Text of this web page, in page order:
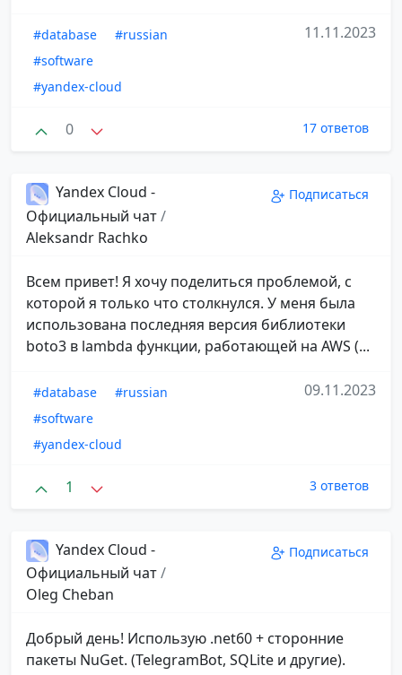
#database
#russian
#software
#yandex-cloud
11.11.2023
0 17 ответов
Yandex Cloud -
Официальный чат/
Aleksandr Rachko
Подписаться
Всем привет! Я хочу поделиться проблемой, с
которой я только что столкнулся. У меня была
использована последняя версия библиотеки
boto3 в lambda функции, работающей на AWS (...
#database
#russian
#software
#yandex-cloud
09.11.2023
1 3 ответов
Yandex Cloud -
Официальный чат/
Oleg Cheban
Подписаться
Добрый день! Использую .net60 + сторонние
пакеты NuGet. (TelegramBot, SQLite и другие).